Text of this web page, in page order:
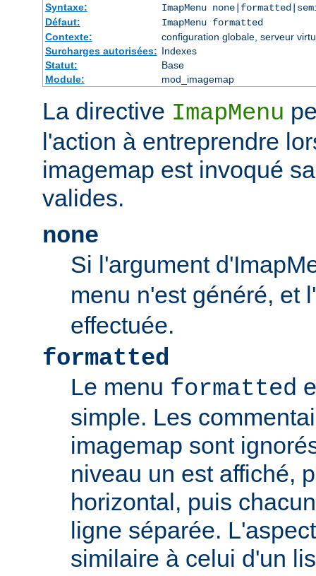
Syntaxe:
ImapMenu
Défaut:
ImapMenu formatted
Contexte:
configuration globale, serveur
Surcharges autorisées: Indexes
Statut:
Base
Module:
mod_imagemap
La directive ImapMenu
l'action à entreprendre
imagemap est invoqué
valides.
none
Si l'argument
menu n'est généré, et
effectuée.
formatted
Le menu formatted
simple. Les
imagemap sont
niveau un est affiché,
horizontal, puis
ligne séparée.
similaire à celui d'un